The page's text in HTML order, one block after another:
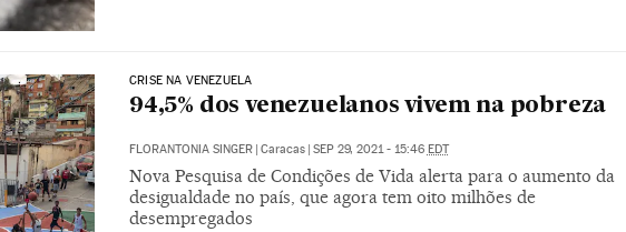
CRISE NA VENEZUELA
94,5% dos venezuelanos vivem na pobreza
FLORANTONIA SINGER Caracas SEP 29, 2021 - 15:46 EDT
Nova Pesquisa de Condições de Vida alerta para o aumento da
desigualdade no país, que agora tem oito milhões de
desempregados